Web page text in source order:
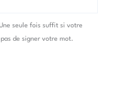
seule fois suffit si votre
de signer votre mot.